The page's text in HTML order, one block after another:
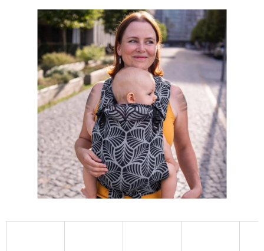
hvězdiček.